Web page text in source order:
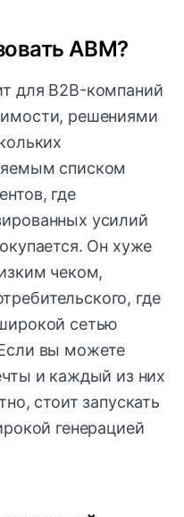
ABM?
для B2B-компаний
решениями
списком
где
усилий
Он хуже
чеком,
где
сетью
вы можете
и каждый из них
стоит запускать
генерацией